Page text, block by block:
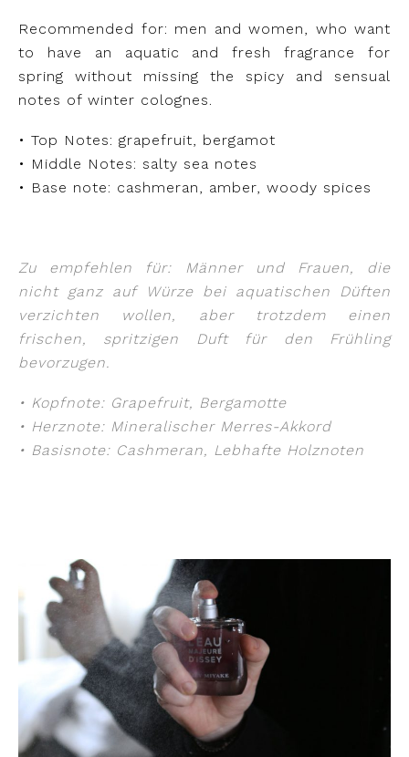
Recommended for: men and women, who want
to have an aquatic and fresh fragrance for
spring without missing the spicy and sensual
notes of winter colognes.
• Top Notes: grapefruit, bergamot
• Middle Notes: salty sea notes
• Base note: cashmeran, amber, woody spices
Zu empfehlen für: Männer und Frauen, die
nicht ganz auf Würze bei aquatischen Düften
verzichten wollen, aber trotzdem einen
frischen, spritzigen Duft für den Frühling
bevorzugen.
• Kopfnote: Grapefruit, Bergamotte
• Herznote: Mineralischer Merres-Akkord
• Basisnote: Cashmeran, Lebhafte Holznoten